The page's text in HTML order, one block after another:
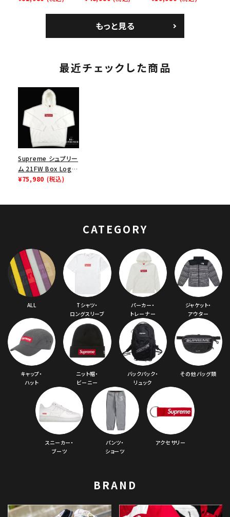
もっと見る
最近チェックした商品
Supreme シュプリー
ム 21FW Box Logo
Hooded
¥75,980 (税込)
CATEGORY
ALL
Tシャツ・
ロングスリーブ
パーカー・
トレーナー
ジャケット・
アウター
キャップ・
ハット
ニット帽・
ビーニー
バックパック・
リュック
その他バッグ類
スニーカー・
ブーツ
パンツ・
ショーツ
アクセサリー
BRAND